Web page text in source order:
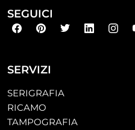
SERVIZI
SERIGRAFIA
RICAMO
TAMPOGRAFIA
SEGUICI